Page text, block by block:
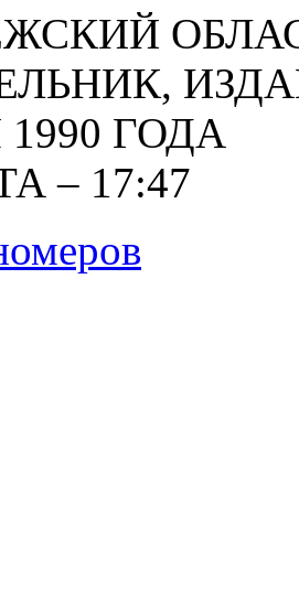
– 17:47